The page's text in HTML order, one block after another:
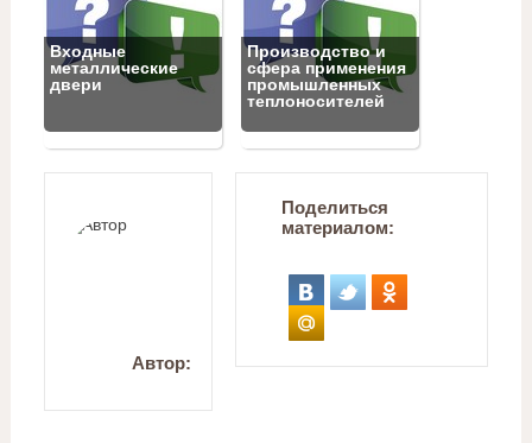
Входные
металлические
двери
Производство и
сфера применения
промышленных
теплоносителей
Автор:
Поделиться
материалом: